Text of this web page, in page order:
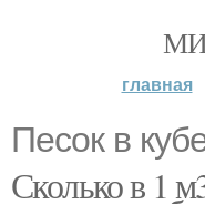
главная
Песок в
Сколько в 1